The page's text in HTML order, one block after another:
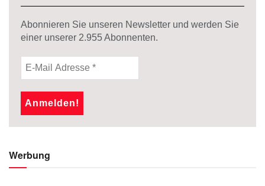
Abonnieren Sie unseren Newsletter und werden Sie
einer unserer 2.955Abonnenten.
Werbung